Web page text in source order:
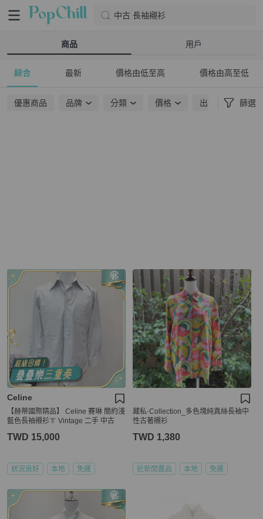
中古 長袖襯衫
商品 用戶
綜合 最新 價格由低至高 價格由高至低
優惠商品 品牌 分類 價格 出貨地點 篩選
Celine
【赫蒂國際精品】 Celine 賽琳 簡約淺
藍色長袖襯衫👔 Vintage 二手 中古
TWD 15,000
狀況良好 本地 免運
藏私·Collection_多色塊純真絲長袖中
性古著襯衫
TWD 1,380
近新閒置品 本地 免運